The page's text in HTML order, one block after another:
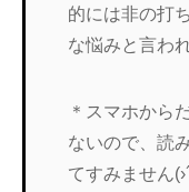
的には非の打
な悩みと言わ
＊スマホから
ないので、読
てすみません